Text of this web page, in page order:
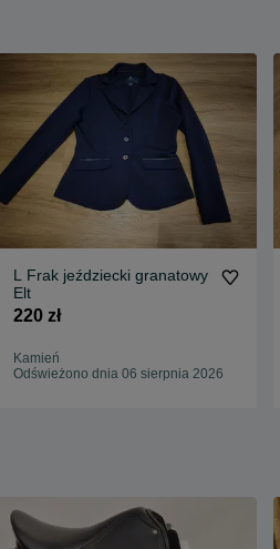
L Frak jeździecki granatowy
Elt
220 zł
Kamień
Odświeżono dnia 06 sierpnia 2026